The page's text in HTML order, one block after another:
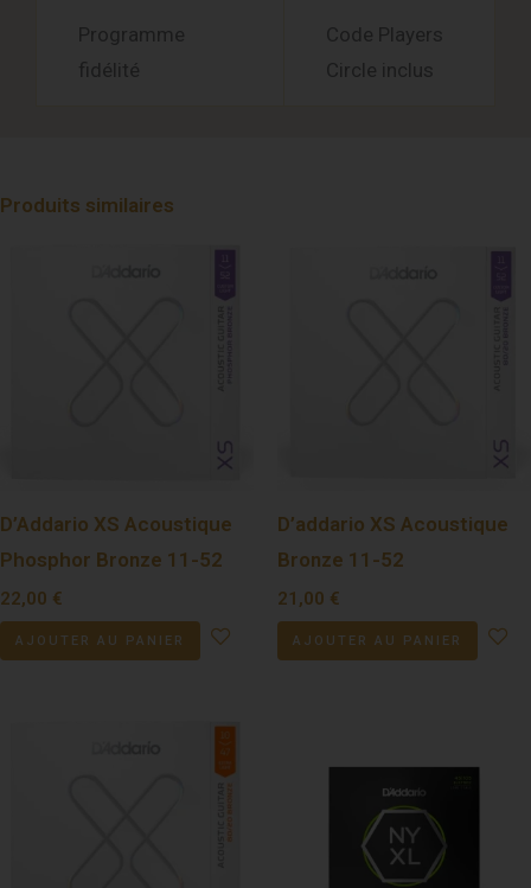
Programme
fidélité
Code Players
Circle inclus
Produits similaires
D’Addario XS Acoustique
Phosphor Bronze 11-52
22,00 €
AJOUTER AU PANIER
D’addario XS Acoustique
Bronze 11-52
21,00 €
AJOUTER AU PANIER